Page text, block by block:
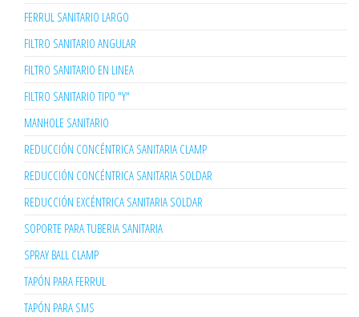
FERRUL SANITARIO LARGO
FILTRO SANITARIO ANGULAR
FILTRO SANITARIO EN LINEA
FILTRO SANITARIO TIPO "Y"
MANHOLE SANITARIO
REDUCCIÓN CONCÉNTRICA SANITARIA CLAMP
REDUCCIÓN CONCÉNTRICA SANITARIA SOLDAR
REDUCCIÓN EXCÉNTRICA SANITARIA SOLDAR
SOPORTE PARA TUBERIA SANITARIA
SPRAY BALL CLAMP
TAPÓN PARA FERRUL
TAPÓN PARA SMS